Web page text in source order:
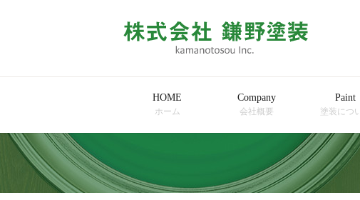
HOME
ホーム
Company
会社概要
Paint
塗装につ